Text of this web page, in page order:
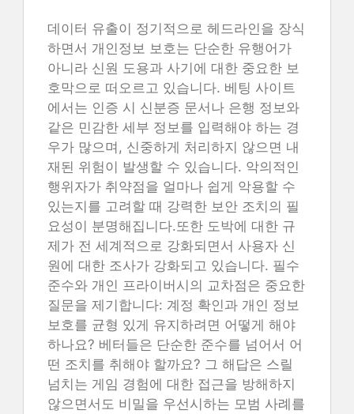
데이터 유출이 정기적으로 헤드라인을 장식
하면서 개인정보 보호는 단순한 유행어가
아니라 신원 도용과 사기에 대한 중요한 보
호막으로 떠오르고 있습니다. 베팅 사이트
에서는 인증 시 신분증 문서나 은행 정보와
같은 민감한 세부 정보를 입력해야 하는 경
우가 많으며, 신중하게 처리하지 않으면 내
재된 위험이 발생할 수 있습니다. 악의적인
행위자가 취약점을 얼마나 쉽게 악용할 수
있는지를 고려할 때 강력한 보안 조치의 필
요성이 분명해집니다.또한 도박에 대한 규
제가 전 세계적으로 강화되면서 사용자 신
원에 대한 조사가 강화되고 있습니다. 필수
준수와 개인 프라이버시의 교차점은 중요한
질문을 제기합니다: 계정 확인과 개인 정보
보호를 균형 있게 유지하려면 어떻게 해야
하나요? 베터들은 단순한 준수를 넘어서 어
떤 조치를 취해야 할까요? 그 해답은 스릴
넘치는 게임 경험에 대한 접근을 방해하지
않으면서도 비밀을 우선시하는 모범 사례를